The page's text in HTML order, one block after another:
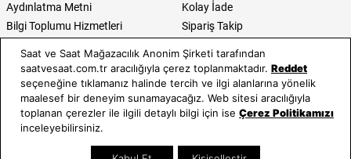
Aydınlatma Metni
Bilgi Toplumu Hizmetleri
Kolay İade
Sipariş Takip
E-Garanti ve E-Fatura
Kullanım Kılavuzları
Saat ve Saat Kategoriler
Saat ve Saat Mağazacılık Anonim Şirketi tarafından
saatvesaat.com.tr aracılığıyla çerez toplanmaktadır. Reddet
seçeneğine tıklamanız halinde tercih ve ilgi alanlarına yönelik
maalesef bir deneyim sunamayacağız. Web sitesi aracılığıyla
toplanan çerezler ile ilgili detaylı bilgi için ise Çerez Politikamızı
inceleyebilirsiniz.